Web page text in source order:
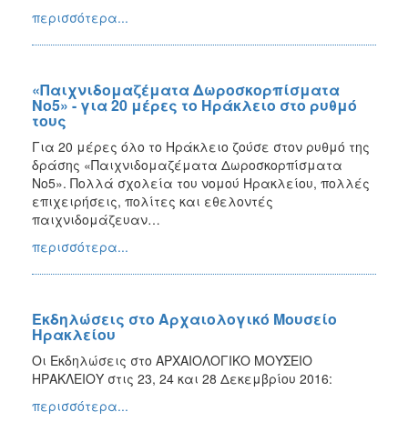
περισσότερα...
«Παιχνιδομαζέματα Δωροσκορπίσματα
Νο5» - για 20 μέρες το Ηράκλειο στο ρυθμό
τους
Για 20 μέρες όλο το Ηράκλειο ζούσε στον ρυθμό της
δράσης «Παιχνιδομαζέματα Δωροσκορπίσματα
Νο5». Πολλά σχολεία του νομού Ηρακλείου, πολλές
επιχειρήσεις, πολίτες και εθελοντές
παιχνιδομάζευαν…
περισσότερα...
Εκδηλώσεις στο Αρχαιολογικό Μουσείο
Ηρακλείου
Οι Εκδηλώσεις στο ΑΡΧΑΙΟΛΟΓΙΚΟ ΜΟΥΣΕΙΟ
ΗΡΑΚΛΕΙΟΥ στις 23, 24 και 28 Δεκεμβρίου 2016:
περισσότερα...